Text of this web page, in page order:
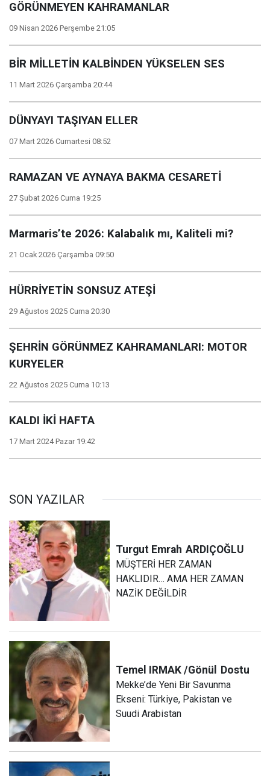
GÖRÜNMEYEN KAHRAMANLAR
09 Nisan 2026 Perşembe 21:05
BİR MİLLETİN KALBİNDEN YÜKSELEN SES
11 Mart 2026 Çarşamba 20:44
DÜNYAYI TAŞIYAN ELLER
07 Mart 2026 Cumartesi 08:52
RAMAZAN VE AYNAYA BAKMA CESARETİ
27 Şubat 2026 Cuma 19:25
Marmaris’te 2026: Kalabalık mı, Kaliteli mi?
21 Ocak 2026 Çarşamba 09:50
HÜRRİYETİN SONSUZ ATEŞİ
29 Ağustos 2025 Cuma 20:30
ŞEHRİN GÖRÜNMEZ KAHRAMANLARI: MOTOR
KURYELER
22 Ağustos 2025 Cuma 10:13
KALDI İKİ HAFTA
17 Mart 2024 Pazar 19:42
SON YAZILAR
Turgut Emrah ARDIÇOĞLU
MÜŞTERİ HER ZAMAN
HAKLIDIR… AMA HER ZAMAN
NAZİK DEĞİLDİR
Temel IRMAK /Gönül Dostu
Mekke’de Yeni Bir Savunma
Ekseni: Türkiye, Pakistan ve
Suudi Arabistan